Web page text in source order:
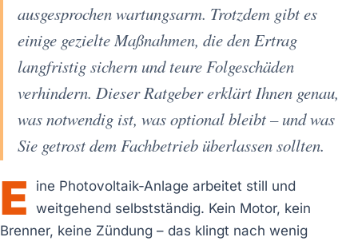
ausgesprochen wartungsarm. Trotzdem gibt es
einige gezielte Maßnahmen, die den Ertrag
langfristig sichern und teure Folgeschäden
verhindern. Dieser Ratgeber erklärt Ihnen genau,
was notwendig ist, was optional bleibt – und was
Sie getrost dem Fachbetrieb überlassen sollten.
E
ine Photovoltaik-Anlage arbeitet still und
weitgehend selbstständig. Kein Motor, kein
Brenner, keine Zündung – das klingt nach wenig